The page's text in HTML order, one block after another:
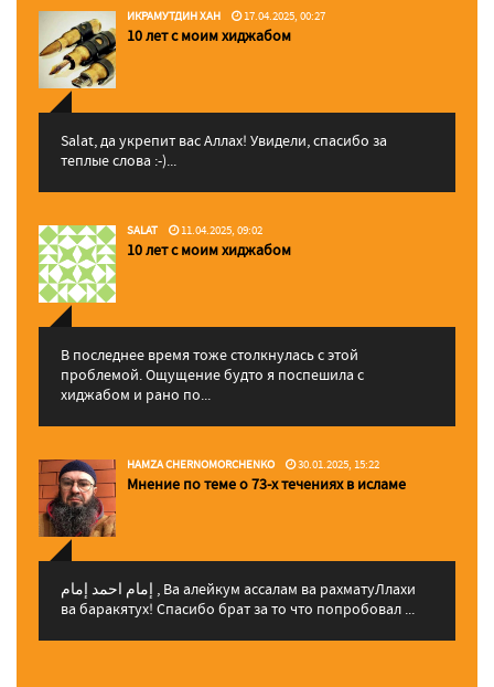
ИКРАМУТДИН ХАН 17.04.2025, 00:27
10 лет с моим хиджабом
Salat, да укрепит вас Аллаx! Увидели, спасибо за
теплые слова :-)...
SALAT 11.04.2025, 09:02
10 лет с моим хиджабом
В последнее время тоже столкнулась с этой
проблемой. Ощущение будто я поспешила с
хиджабом и рано по...
HAMZA CHERNOMORCHENKO 30.01.2025, 15:22
Мнение по теме о 73-х течениях в исламе
إمام احمد إمام , Ва алейкум ассалам ва рахматуЛлахи
ва баракятух! Спасибо брат за то что попробовал ...